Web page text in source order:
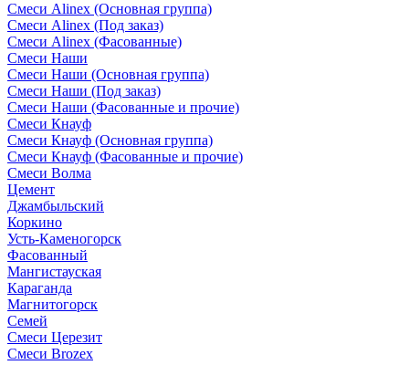
Смеси Alinex (Основная группа)
Смеси Alinex (Под заказ)
Смеси Alinex (Фасованные)
Смеси Наши
Смеси Наши (Основная группа)
Смеси Наши (Под заказ)
Смеси Наши (Фасованные и прочие)
Смеси Кнауф
Смеси Кнауф (Основная группа)
Смеси Кнауф (Фасованные и прочие)
Смеси Волма
Цемент
Джамбыльский
Коркино
Усть-Каменогорск
Фасованный
Мангистауская
Караганда
Магнитогорск
Семей
Смеси Церезит
Смеси Brozex